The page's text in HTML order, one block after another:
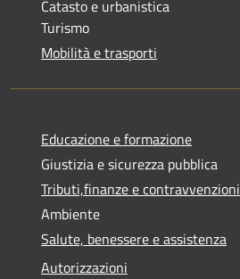
Catasto e urbanistica
Turismo
Mobilità e trasporti
Educazione e formazione
Giustizia e sicurezza pubblica
Tributi,finanze e contravvenzioni
Ambiente
Salute, benessere e assistenza
Autorizzazioni